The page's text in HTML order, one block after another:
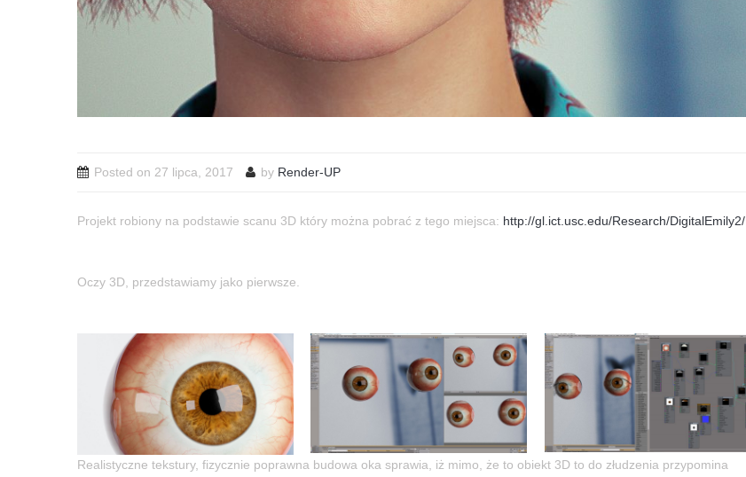
Posted on 27 lipca, 2017 by Render-UP
Projekt robiony na podstawie scanu 3D który można pobrać z tego miejsca: http://gl.ict.usc.edu/Research/DigitalEmily2/
Oczy 3D, przedstawiamy jako pierwsze.
Realistyczne tekstury, fizycznie poprawna budowa oka sprawia, iż mimo, że to obiekt 3D to do złudzenia przypomina